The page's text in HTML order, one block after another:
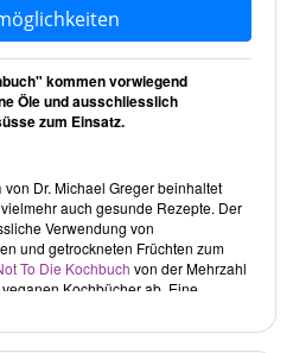
kommen vorwiegend
Öle und ausschliesslich
zum Einsatz.
von Dr. Michael Gregerbeinhaltet
auch gesunde Rezepte. Der
Verwendung von
und getrockneten Früchten zum
To Die Kochbuch von der Mehrzahl
Kochbücher ab. Eine
unverarbeiteterer
unterstreichen.